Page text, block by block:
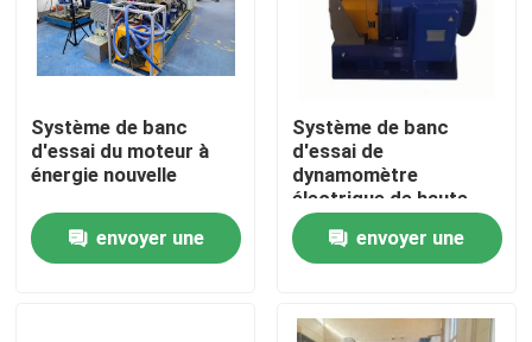
À la maison
Produits
Système de banc
d'essai du moteur à
énergie nouvelle
envoyer une
Système de banc
d'essai de
dynamomètre
électrique de haute
précision
envoyer une